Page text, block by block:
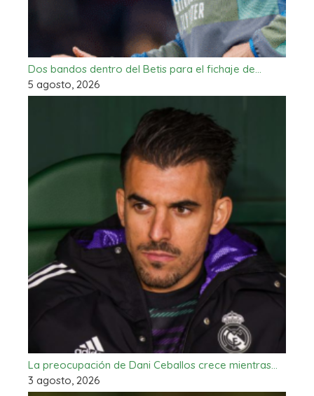
Dos bandos dentro del Betis para el fichaje de…
5 agosto, 2026
La preocupación de Dani Ceballos crece mientras…
3 agosto, 2026